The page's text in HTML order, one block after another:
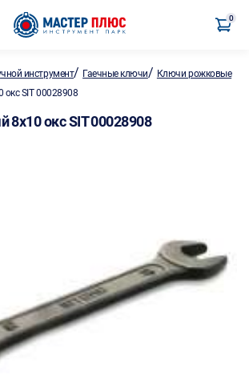
0
инструмент/ Гаечные ключи/ Ключи рожковые
SIT 00028908
окс SIT 00028908